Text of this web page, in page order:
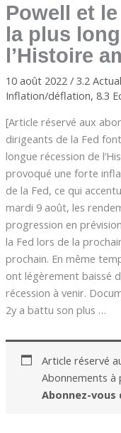
Powell et
la plus
l’Histoire
10 août 2022 / 3.2
Inflation/déflation, 8.3
[Article réservé aux
dirigeants de la Fed
longue récession de
provoqué une forte
de la Fed, ce qui
mardi 9 août, les
progression en
la Fed lors de la
prochain. En même
ont légèrement baissé
récession à venir.
2y a battu son plus …
Article réservé
Abonnements à
Abonnez-